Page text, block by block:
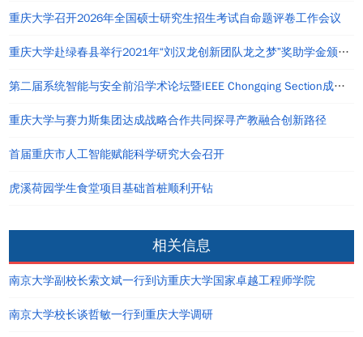
重庆大学召开2026年全国硕士研究生招生考试自命题评卷工作会议
重庆大学赴绿春县举行2021年“刘汉龙创新团队龙之梦”奖助学金颁发仪式
第二届系统智能与安全前沿学术论坛暨IEEE Chongqing Section成立仪式在重庆举办
重庆大学与赛力斯集团达成战略合作共同探寻产教融合创新路径
首届重庆市人工智能赋能科学研究大会召开
虎溪荷园学生食堂项目基础首桩顺利开钻
相关信息
南京大学副校长索文斌一行到访重庆大学国家卓越工程师学院
南京大学校长谈哲敏一行到重庆大学调研